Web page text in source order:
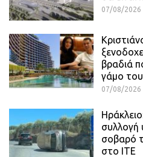
07/08/2026
βραδιά
γάμο του
07/08/2026
σοβαρό
στο ΙΤΕ